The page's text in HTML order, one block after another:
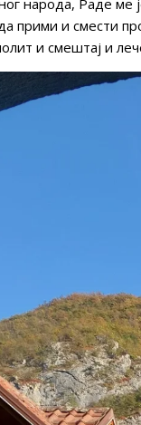
прими и смести
и смештај и